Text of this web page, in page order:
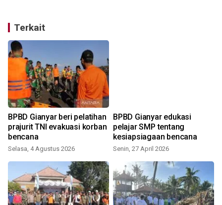
Terkait
BPBD Gianyar beri pelatihan
prajurit TNI evakuasi korban
bencana
Selasa, 4 Agustus 2026
BPBD Gianyar edukasi
pelajar SMP tentang
kesiapsiagaan bencana
Senin, 27 April 2026